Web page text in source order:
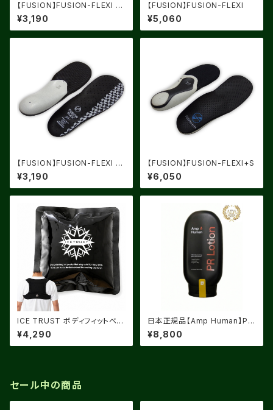
【FUSION】FUSION-FLEXI M
ARSHMALLOW
¥3,190
【FUSION】FUSION-FLEXI
¥5,060
【FUSION】FUSION-FLEXI LI
TE
¥3,190
【FUSION】FUSION-FLEXI+S
¥6,050
ICE TRUST ボディフィットベス
ト
¥4,290
日本正規品【Amp Human】PR
ローション
¥8,800
セール中の商品